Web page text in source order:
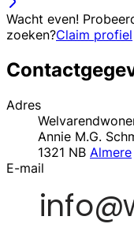
Wacht even!
zoeken?Claim profiel
Adres
Annie M.G.
1321 NB Almere
E-mail